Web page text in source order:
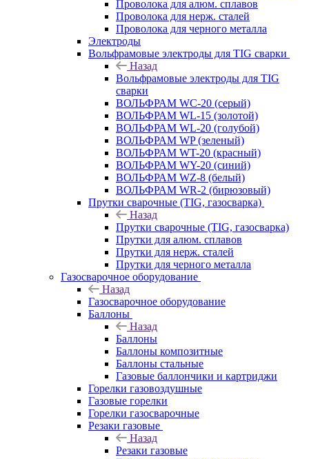
Проволока для алюм. сплавов
Проволока для нерж. сталей
Проволока для черного металла
Электроды
Вольфрамовые электроды для TIG сварки
Назад
Вольфрамовые электроды для TIG
сварки
ВОЛЬФРАМ WC-20 (серый)
ВОЛЬФРАМ WL-15 (золотой)
ВОЛЬФРАМ WL-20 (голубой)
ВОЛЬФРАМ WP (зеленый)
ВОЛЬФРАМ WT-20 (красный)
ВОЛЬФРАМ WY-20 (синий)
ВОЛЬФРАМ WZ-8 (белый)
ВОЛЬФРАМ WR-2 (бирюзовый)
Прутки сварочные (TIG, газосварка)
Назад
Прутки сварочные (TIG, газосварка)
Прутки для алюм. сплавов
Прутки для нерж. сталей
Прутки для черного металла
Газосварочное оборудование
Назад
Газосварочное оборудование
Баллоны
Назад
Баллоны
Баллоны композитные
Баллоны стальные
Газовые баллончики и картриджи
Горелки газовоздушные
Газовые горелки
Горелки газосварочные
Резаки газовые
Назад
Резаки газовые